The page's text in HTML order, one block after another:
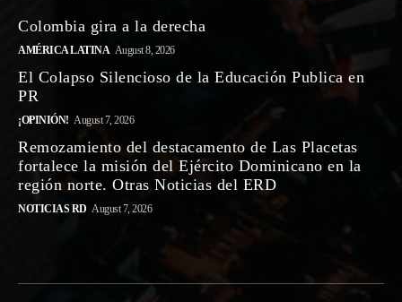
Colombia gira a la derecha
AMÉRICA LATINA August 8, 2026
El Colapso Silencioso de la Educación Publica en
PR
¡OPINIÓN! August 7, 2026
Remozamiento del destacamento de Las Placetas
fortalece la misión del Ejército Dominicano en la
región norte. Otras Noticias del ERD
NOTICIAS RD August 7, 2026